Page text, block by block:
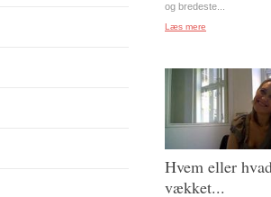
og bredeste...
Læs mere
Hvem eller
vækket...